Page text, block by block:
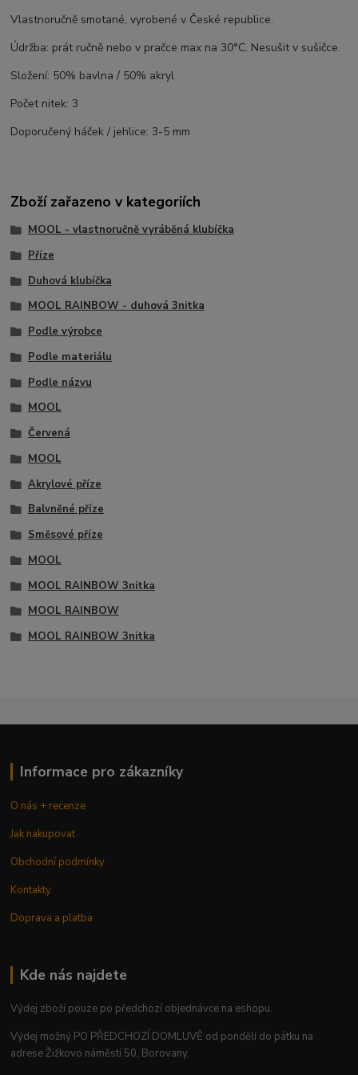
Vlastnoručně smotané, vyrobené v České republice.
Údržba: prát ručně nebo v pračce max na 30°C. Nesušit v sušičce.
Složení: 50% bavlna / 50% akryl
Počet nitek: 3
Doporučený háček / jehlice: 3-5 mm
Zboží zařazeno v kategoriích
MOOL - vlastnoručně vyráběná klubíčka
Příze
Duhová klubíčka
MOOL RAINBOW - duhová 3nitka
Podle výrobce
Podle materiálu
Podle názvu
MOOL
Červená
MOOL
Akrylové příze
Balvněné příze
Směsové příze
MOOL
MOOL RAINBOW 3nitka
MOOL RAINBOW
MOOL RAINBOW 3nitka
Informace pro zákazníky
O nás + recenze
Jak nakupovat
Obchodní podmínky
Kontakty
Doprava a platba
Kde nás najdete
Výdej zboží pouze po předchozí objednávce na eshopu.
Výdej možný PO PŘEDCHOZÍ DOMLUVĚ od pondělí do pátku na
adrese Žižkovo náměstí 50, Borovany.